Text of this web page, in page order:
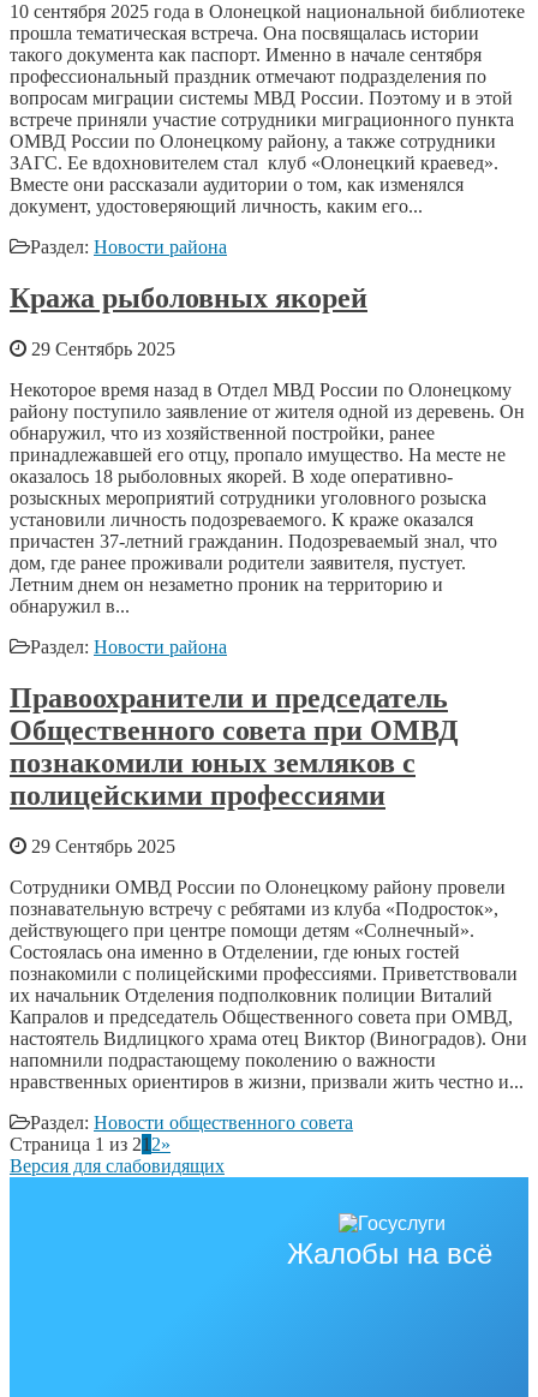
10 сентября 2025 года в Олонецкой национальной библиотеке
прошла тематическая встреча. Она посвящалась истории
такого документа как паспорт. Именно в начале сентября
профессиональный праздник отмечают подразделения по
вопросам миграции системы МВД России. Поэтому и в этой
встрече приняли участие сотрудники миграционного пункта
ОМВД России по Олонецкому району, а также сотрудники
ЗАГС. Ее вдохновителем стал клуб «Олонецкий краевед».
Вместе они рассказали аудитории о том, как изменялся
документ, удостоверяющий личность, каким его...
Раздел: Новости района
Кража рыболовных якорей
29 Сентябрь 2025
Некоторое время назад в Отдел МВД России по Олонецкому
району поступило заявление от жителя одной из деревень. Он
обнаружил, что из хозяйственной постройки, ранее
принадлежавшей его отцу, пропало имущество. На месте не
оказалось 18 рыболовных якорей. В ходе оперативно-
розыскных мероприятий сотрудники уголовного розыска
установили личность подозреваемого. К краже оказался
причастен 37-летний гражданин. Подозреваемый знал, что
дом, где ранее проживали родители заявителя, пустует.
Летним днем он незаметно проник на территорию и
обнаружил в...
Раздел: Новости района
Правоохранители и председатель
Общественного совета при ОМВД
познакомили юных земляков с
полицейскими профессиями
29 Сентябрь 2025
Сотрудники ОМВД России по Олонецкому району провели
познавательную встречу с ребятами из клуба «Подросток»,
действующего при центре помощи детям «Солнечный».
Состоялась она именно в Отделении, где юных гостей
познакомили с полицейскими профессиями. Приветствовали
их начальник Отделения подполковник полиции Виталий
Капралов и председатель Общественного совета при ОМВД,
настоятель Видлицкого храма отец Виктор (Виноградов). Они
напомнили подрастающему поколению о важности
нравственных ориентиров в жизни, призвали жить честно и...
Раздел: Новости общественного совета
Страница 1 из 21 2»
Версия для слабовидящих
Жалобы на всё